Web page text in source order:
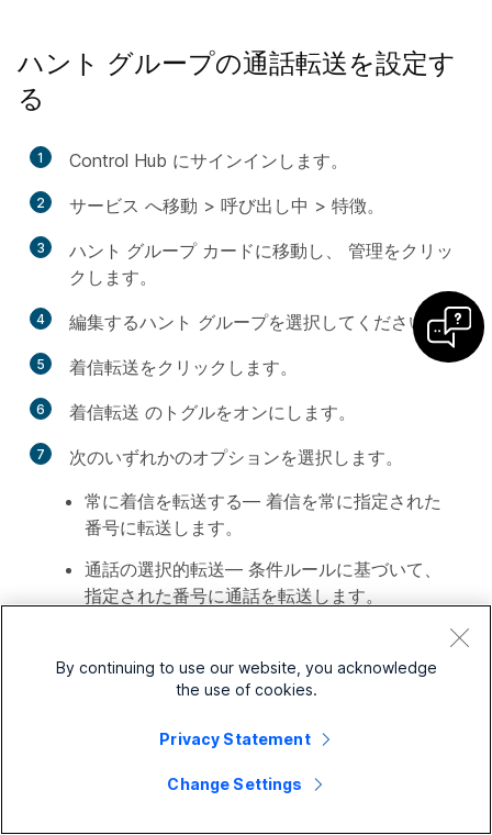
ハント グループの通話転送を設定す
る
1 Control Hub にサインインします。
2 サービス へ移動 > 呼び出し中 > 特徴。
3 ハント グループカードに移動し、 管理をクリッ
クします。
4 編集するハント グループを選択してください。
5 着信転送をクリックします。
6 着信転送 のトグルをオンにします。
7
次のいずれかのオプションを選択します。
常に着信を転送する— 着信を常に指定された
番号に転送します。
通話の選択的転送— 条件ルールに基づいて、
指定された番号に通話を転送します。
通話転送を選択した場合、通
話転送を有効にするには、少
なくとも1つの転送ルールを
適用する必要があります。
By continuing to use our website, you acknowledge
the use of cookies.
Privacy Statement
Change Settings